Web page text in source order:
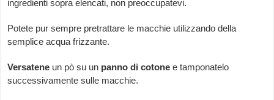
ingredienti sopra elencati, non preoccupatevi.
Potete pur sempre pretrattare le macchie utilizzando della
semplice acqua frizzante.
Versatene un pò su un panno di cotone e tamponatelo
successivamente sulle macchie.